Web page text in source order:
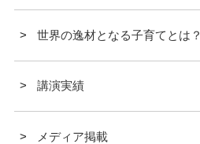
世界の逸材となる子育てとは？
講演実績
メディア掲載